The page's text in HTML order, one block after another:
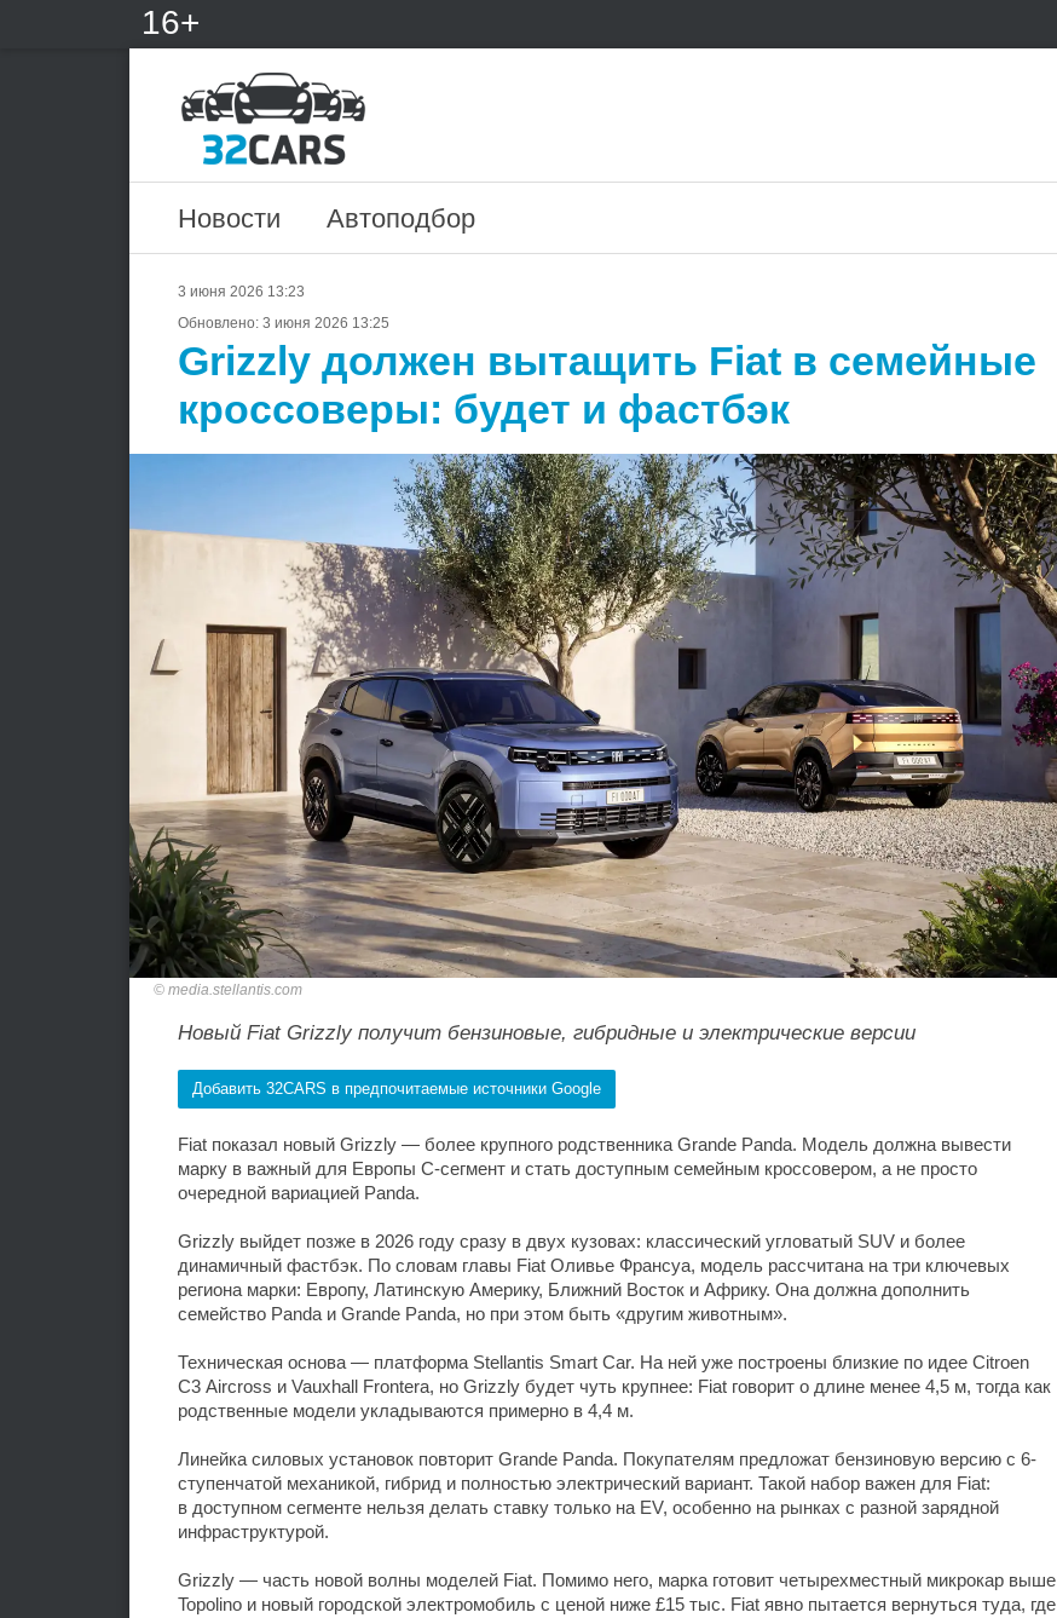
16+
Новости Автоподбор
3 июня 2026 13:23
Обновлено: 3 июня 2026 13:25
Grizzly должен вытащить Fiat в семейные
кроссоверы: будет и фастбэк
media.stellantis.com
Новый Fiat Grizzly получит бензиновые, гибридные и электрические версии
Добавить 32CARS в предпочитаемые источники Google
Fiat показал новый Grizzly — более крупного родственника Grande Panda. Модель должна вывести
марку в важный для Европы C-сегмент и стать доступным семейным кроссовером, а не просто
очередной вариацией Panda.
Grizzly выйдет позже в 2026 году сразу в двух кузовах: классический угловатый SUV и более
динамичный фастбэк. По словам главы Fiat Оливье Франсуа, модель рассчитана на три ключевых
региона марки: Европу, Латинскую Америку, Ближний Восток и Африку. Она должна дополнить
семейство Panda и Grande Panda, но при этом быть «другим животным».
Техническая основа — платформа Stellantis Smart Car. На ней уже построены близкие по идее Citroen
C3 Aircross и Vauxhall Frontera, но Grizzly будет чуть крупнее: Fiat говорит о длине менее 4,5 м, тогда как
родственные модели укладываются примерно в 4,4 м.
Линейка силовых установок повторит Grande Panda. Покупателям предложат бензиновую версию с 6-
ступенчатой механикой, гибрид и полностью электрический вариант. Такой набор важен для Fiat:
в доступном сегменте нельзя делать ставку только на EV, особенно на рынках с разной зарядной
инфраструктурой.
Grizzly — часть новой волны моделей Fiat. Помимо него, марка готовит четырехместный микрокар выше
Topolino и новый городской электромобиль с ценой ниже £15 тыс. Fiat явно пытается вернуться туда, где